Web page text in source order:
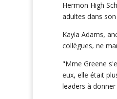
Hermon High
adultes dans
Kayla Adams,
collègues, ne
"Mme Greene
eux, elle était
leaders à